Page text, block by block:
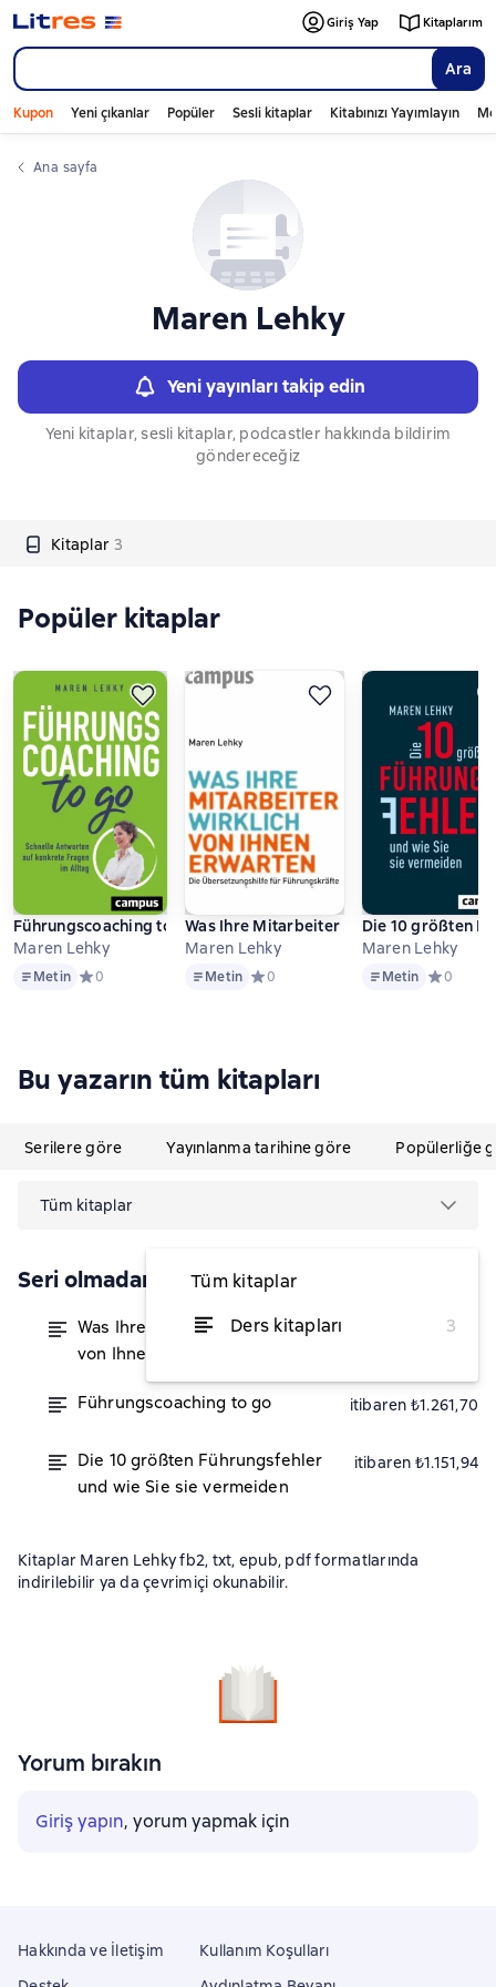
Ara
Giriş Yap Kitaplarım
Kupon Yeni çıkanlar Popüler Sesli kitaplar Kitabınızı Yayımlayın
Ana sayfa
Maren Lehky
Yeni yayınları takip edin
Yeni kitaplar, sesli kitaplar, podcastler hakkında bildirim
göndereceğiz
Kitaplar 3
Слайдер с книгами
Popüler kitaplar
Führungscoaching to go
Maren Lehky
MetinMetin Средний рейтинг 0 на основе 0 оценок
0
Was Ihre Mitarbeiter wirklich von Ihnen
Maren Lehky
MetinMetin Средний рейтинг 0 на основе 0
0
Die 10 größten
Maren Lehky
MetinMetin Средний
0
Bu yazarın tüm kitapları
Serilere göre Yayınlanma tarihine göre Popülerliğe
Tüm kitaplar
Tüm kitaplar
Ders kitapları
3
Seri olmadan
Was Ihre Mitarbeiter wirklich
von Ihnen erwarten
itibaren ₺1.481,22
Führungscoaching to go itibaren ₺1.261,70
Die 10 größten Führungsfehler
und wie Sie sie vermeiden
itibaren ₺1.151,94
Kitaplar Maren Lehky fb2, txt, epub, pdf formatlarında
indirilebilir ya da çevrimiçi okunabilir.
Yorum bırakın
Giriş yapın, yorum yapmak için
Hakkında ve İletişim
Kullanım Koşulları